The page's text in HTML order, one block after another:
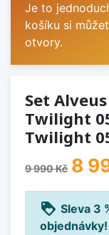
Je to
košíku si
otvory.
Set
Twilight
Twilight
9 990 Kč 8
loyalty Sleva 3
objednávky!